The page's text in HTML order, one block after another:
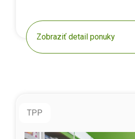
Zobraziť detail ponuky
TPP